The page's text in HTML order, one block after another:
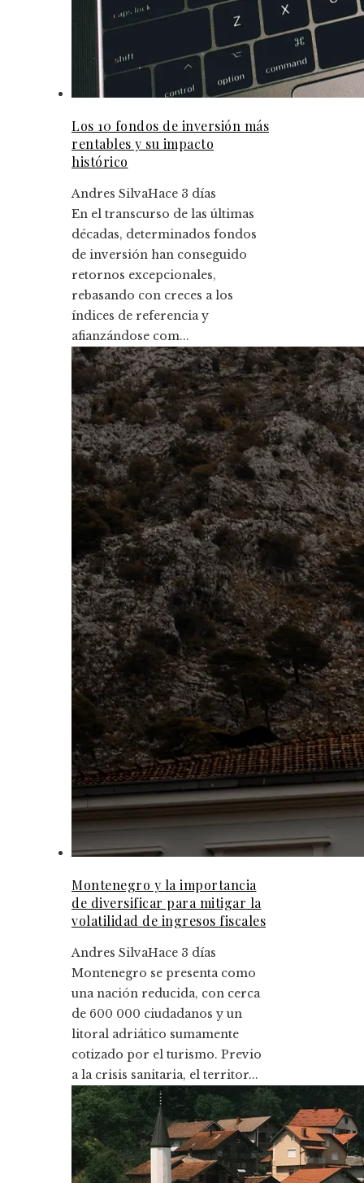
Los 10 fondos de inversión más
rentables y su impacto
histórico
Andres SilvaHace 3 días
En el transcurso de las últimas
décadas, determinados fondos
de inversión han conseguido
retornos excepcionales,
rebasando con creces a los
índices de referencia y
afianzándose com...
Montenegro y la importancia
de diversificar para mitigar la
volatilidad de ingresos fiscales
Andres SilvaHace 3 días
Montenegro se presenta como
una nación reducida, con cerca
de 600 000 ciudadanos y un
litoral adriático sumamente
cotizado por el turismo. Previo
a la crisis sanitaria, el territor...